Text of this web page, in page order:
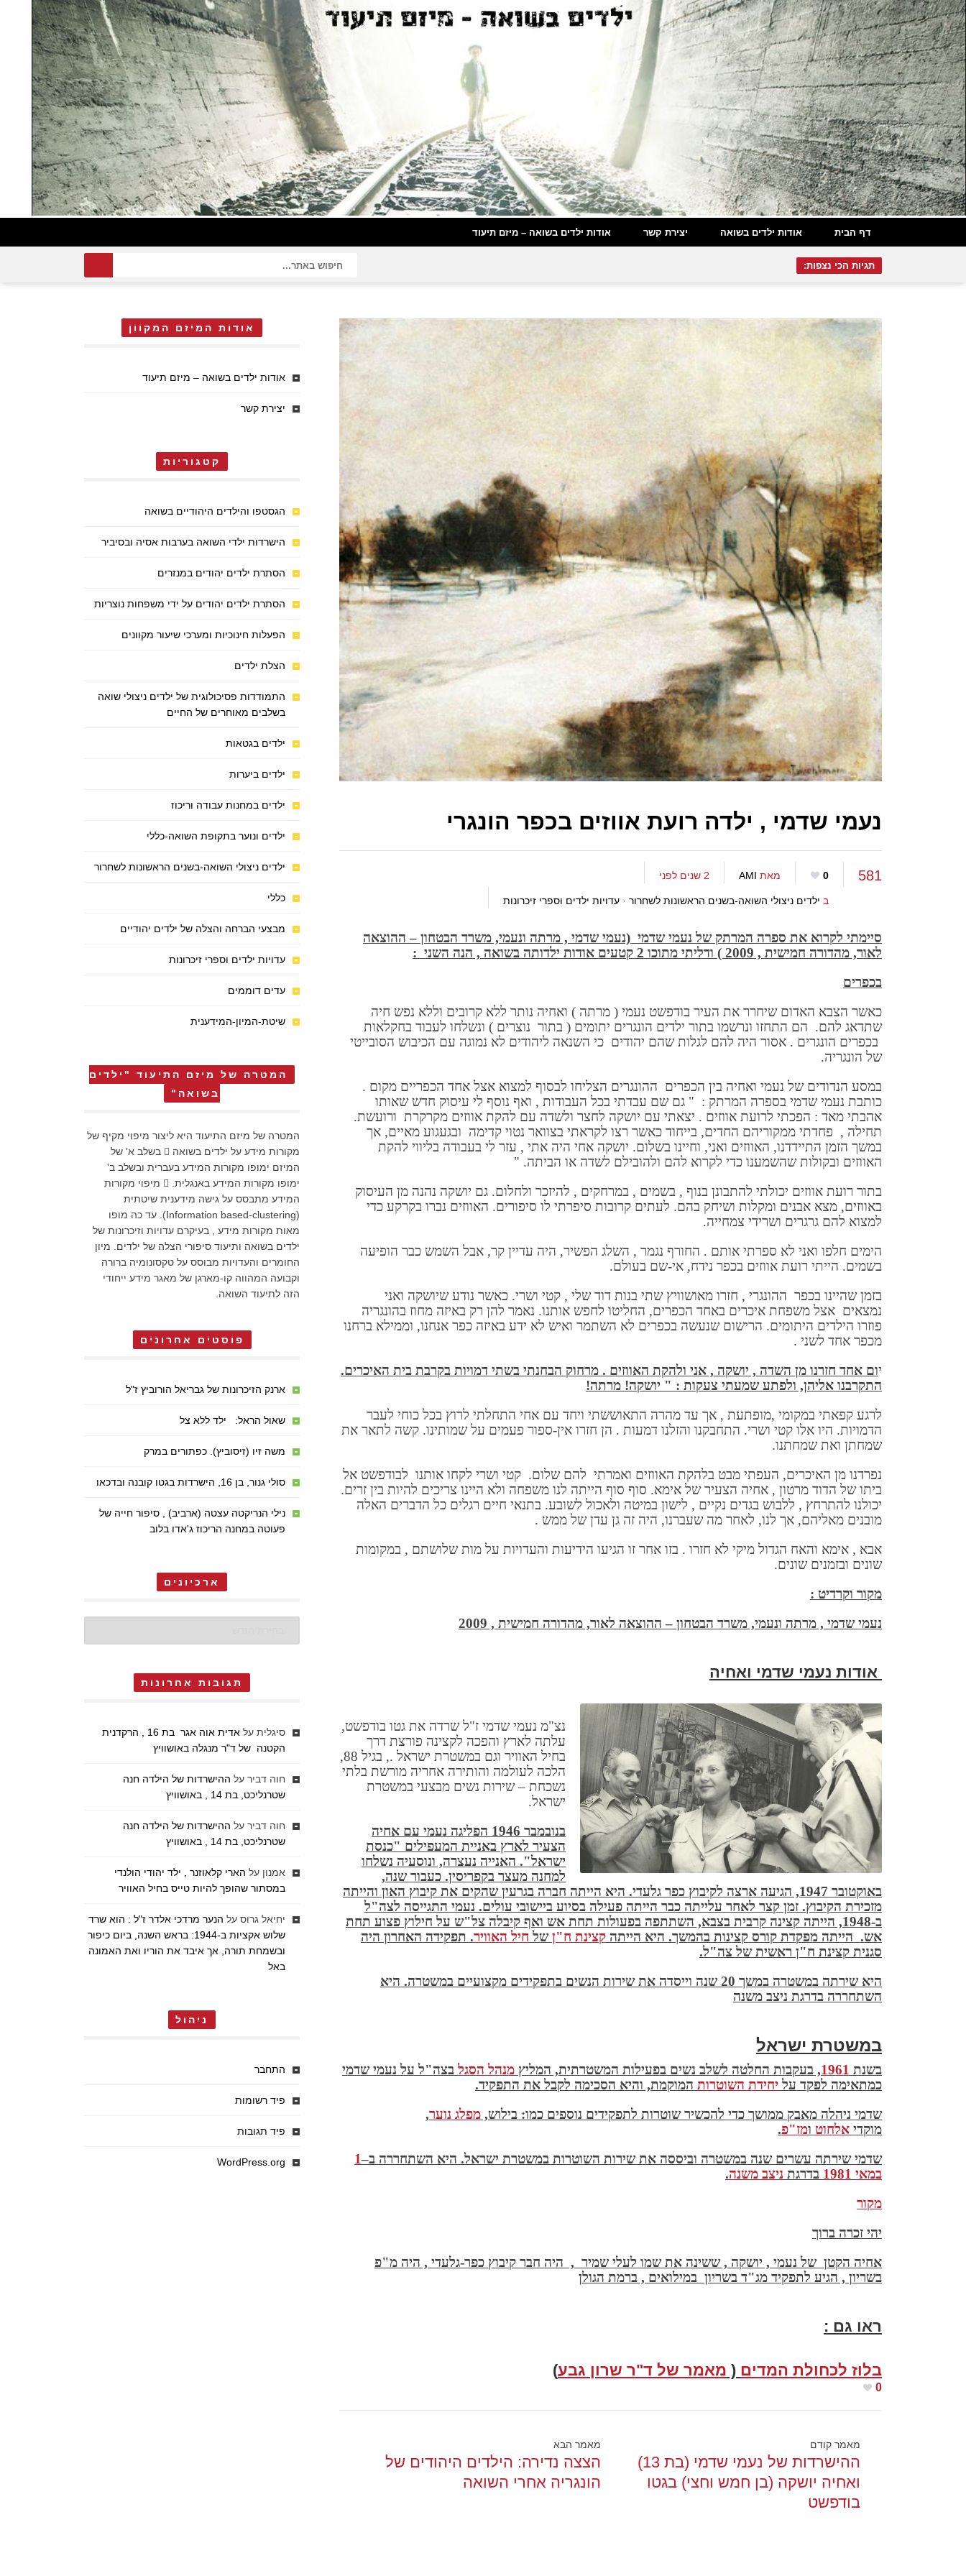
דף הבית אודות ילדים בשואה יצירת קשר אודות ילדים בשואה – מיזם תיעוד
תגיות הכי נצפות:
נעמי שדמי , ילדה רועת אווזים בכפר הונגרי
581
0 מאת AMI 2 שנים לפני
ב ילדים ניצולי השואה-בשנים הראשונות לשחרור · עדויות ילדים וספרי זיכרונות
סיימתי לקרוא את ספרה המרתק של נעמי שדמי (נעמי שדמי , מרתה ונעמי, משרד הבטחון – ההוצאה
לאור, מהדורה חמישית , 2009 ) ודליתי מתוכו 2 קטעים אודות ילדותה בשואה , הנה השני :
בכפרים
כאשר הצבא האדום שיחרר את העיר בודפשט נעמי ( מרתה ) ואחיה נותר ללא קרובים וללא נפש חיה
שתדאג להם. הם התחזו ונרשמו בתור ילדים הונגרים יתומים ( בתור נוצרים ) ונשלחו לעבוד בחקלאות
בכפרים הונגרים . אסור היה להם לגלות שהם יהודים כי השנאה ליהודים לא נמוגה עם הכיבוש הסובייטי
של הונגריה.
במסע הנדודים של נעמי ואחיה בין הכפרים ההונגרים הצליחו לבסוף למצוא אצל אחד הכפריים מקום .
כותבת נעמי שדמי בספרה המרתק : " גם שם עבדתי בכל העבודות , ואף נוסף לי עיסוק חדש שאותו
אהבתי מאד : הפכתי לרועת אווזים . יצאתי עם יושקה לחצר ולשדה עם להקת אווזים מקרקרת ורועשת.
תחילה , פחדתי ממקוריהם החדים, בייחוד כאשר רצו לקראתי בצוואר נטוי קדימה ובגעגוע מאיים, אך
במשך הזמן התיידדנו, האווזים ואני, וחיינו בשלום. יושקה אחי היה אתי , עזר לי בעבודה בליווי להקת
האווזים ובקולות שהשמענו כדי לקרוא להם ולהובילם לשדה או הביתה. "
בתור רועת אווזים יכולתי להתבונן בנוף , בשמים , במרחקים , להיזכר ולחלום. גם יושקה נהנה מן העיסוק
באווזים, מצא אבנים ומקלות ושיחק בהם. לעתים קרובות סיפרתי לו סיפורים. האווזים נברו בקרקע כדי
למצוא להם גרגרים ושרידי צמחייה.
הימים חלפו ואני לא ספרתי אותם . החורף נגמר , השלג הפשיר, היה עדיין קר, אבל השמש כבר הופיעה
בשמים. הייתי רועת אווזים בכפר נידח, אי-שם בעולם.
בזמן שהיינו בכפר ההונגרי , חזרו מאושוויץ שתי בנות דוד שלי , קטי ושרי. כאשר נודע שיושקה ואני
נמצאים אצל משפחת איכרים באחד הכפרים, החליטו לחפש אותנו. נאמר להן רק באיזה מחוז בהונגריה
פוזרו הילדים היתומים. הרישום שנעשה בכפרים לא השתמר ואיש לא ידע באיזה כפר אנחנו, וממילא ברחנו
מכפר אחד לשני .
יום אחד חזרנו מן השדה , יושקה , אני ולהקת האווזים . מרחוק הבחנתי בשתי דמויות בקרבת בית האיכרים.
התקרבנו אליהן, ולפתע שמעתי צעקות : " יושקה! מרתה!
לרגע קפאתי במקומי ,מופתעת , אך עד מהרה התאוששתי ויחד עם אחי התחלתי לרוץ בכל כוחי לעבר
הדמויות. היו אלו קטי ושרי. התחבקנו והזלנו דמעות . הן חזרו אין-ספור פעמים על שמותינו. קשה לתאר את
שמחתן ואת שמחתנו.
נפרדנו מן האיכרים, העפתי מבט בלהקת האווזים ואמרתי להם שלום. קטי ושרי לקחו אותנו לבודפשט אל
ביתו של הדוד מרטון , אחיה הצעיר של אימא. סוף סוף הייתה לנו משפחה ולא היינו צריכים להיות בין זרים.
יכולנו להתרחץ , ללבוש בגדים נקיים , לישון במיטה ולאכול לשובע. בתנאי חיים רגלים כל הדברים האלה
מובנים מאליהם, אך לנו, לאחר מה שעברנו, היה זה גן עדן של ממש .
אבא , אימא והאח הגדול מיקי לא חזרו . בזו אחר זו הגיעו הידיעות והעדויות על מות שלושתם , במקומות
שונים ובזמנים שונים.
מקור וקרדיט :
נעמי שדמי , מרתה ונעמי, משרד הבטחון – ההוצאה לאור, מהדורה חמישית , 2009
אודות נעמי שדמי ואחיה
נצ"מ נעמי שדמי ז"ל שרדה את גטו בודפשט,
עלתה לארץ והפכה לקצינה פורצת דרך
בחיל האוויר וגם במשטרת ישראל ., בגיל 88,
הלכה לעולמה והותירה אחריה מורשת בלתי
נשכחת – שירות נשים מבצעי במשטרת
ישראל.
בנובמבר 1946 הפליגה נעמי עם אחיה
הצעיר לארץ באניית המעפילים "כנסת
ישראל". האנייה נעצרה, ונוסעיה נשלחו
למחנה מעצר בקפריסין. כעבור שנה,
באוקטובר 1947, הגיעה ארצה לקיבוץ כפר גלעדי. היא הייתה חברה בגרעין שהקים את קיבוץ האון והייתה
מזכירת הקיבוץ. זמן קצר לאחר עלייתה כבר הייתה פעילה בסיוע ביישובי עולים. נעמי התגייסה לצה"ל
ב-1948, הייתה קצינה קרבית בצבא, השתתפה בפעולות תחת אש ואף קיבלה צל"ש על חילוץ פצוע תחת
אש. הייתה מפקדת קורס קצינות בהמשך. היא הייתה קצינת ח"ן של חיל האוויר. תפקידה האחרון היה
סגנית קצינת ח"ן ראשית של צה"ל.
היא שירתה במשטרה במשך 20 שנה וייסדה את שירות הנשים בתפקידים מקצועיים במשטרה. היא
השתחררה בדרגת ניצב משנה
במשטרת ישראל
בשנת 1961
, בעקבות החלטה לשלב נשים בפעילות המשטרתית, המליץ מנהל הסגל בצה"ל על נעמי שדמי
כמתאימה לפקד על יחידת השוטרות המוקמת, והיא הסכימה לקבל את התפקיד.
שדמי ניהלה מאבק ממושך כדי להכשיר שוטרות לתפקידים נוספים כמו: בילוש, מפלג נוער,
מוקדי אלחוט ומז"פ.
שדמי שירתה עשרים שנה במשטרה וביססה את שירות השוטרות במשטרת ישראל. היא השתחררה ב–
1
במאי 1981 בדרגת ניצב משנה.
מקור
יהי זכרה ברוך
אחיה הקטן של נעמי , יושקה , ששינה את שמו לעלי שמיר , היה חבר קיבוץ כפר-גלעדי , היה מ"פ
בשריון , הגיע לתפקיד מג"ד בשריון במילואים , ברמת הגולן
ראו גם :
בלוז לכחולת המדים ( מאמר של ד"ר שרון גבע)
0
מאמר קודם
ההישרדות של נעמי שדמי (בת 13)
ואחיה יושקה (בן חמש וחצי) בגטו
בודפשט
מאמר הבא
הצצה נדירה: הילדים היהודים של
הונגריה אחרי השואה
אודות המיזם המקוון
אודות ילדים בשואה – מיזם תיעוד
יצירת קשר
קטגוריות
הגסטפו והילדים היהודיים בשואה
הישרדות ילדי השואה בערבות אסיה ובסיביר
הסתרת ילדים יהודים במנזרים
הסתרת ילדים יהודים על ידי משפחות נוצריות
הפעלות חינוכיות ומערכי שיעור מקוונים
הצלת ילדים
התמודדות פסיכולוגית של ילדים ניצולי שואה
בשלבים מאוחרים של החיים
ילדים בגטאות
ילדים ביערות
ילדים במחנות עבודה וריכוז
ילדים ונוער בתקופת השואה-כללי
ילדים ניצולי השואה-בשנים הראשונות לשחרור
כללי
מבצעי הברחה והצלה של ילדים יהודיים
עדויות ילדים וספרי זיכרונות
עדים דוממים
שיטת-המיון-המידענית
המטרה של מיזם התיעוד "ילדים
בשואה"
המטרה של מיזם התיעוד היא ליצור מיפוי מקיף של
מקורות מידע על ילדים בשואה  בשלב א' של
המיזם ימופו מקורות המידע בעברית ובשלב ב'
ימופו מקורות המידע באנגלית.  מיפוי מקורות
המידע מתבסס על גישה מידענית שיטתית
(Information based-clustering). עד כה מופו
מאות מקורות מידע , בעיקרם עדויות וזיכרונות של
ילדים בשואה ותיעוד סיפורי הצלה של ילדים. מיון
החומרים והעדויות מבוסס על טקסונומיה ברורה
וקבועה המהווה קו-מארגן של מאגר מידע ייחודי
הזה לתיעוד השואה.
פוסטים אחרונים
ארנק הזיכרונות של גבריאל הורוביץ ז"ל
שאול הראל: ילד ללא צל
משה זיו (זיסוביץ). כפתורים במרק
סולי גנור, בן 16, הישרדות בגטו קובנה ובדכאו
נילי הנריקטה עצטה (ארביב) , סיפור חייה של
פעוטה במחנה הריכוז ג'אדו בלוב
ארכיונים
תגובות אחרונות
סיגלית על
אדית אוה אגר בת 16 , הרקדנית
הקטנה של ד"ר מנגלה באושוויץ
חוה דביר על ההישרדות של הילדה חנה
שטרנליכט, בת 14 , באושוויץ
חוה דביר על ההישרדות של הילדה חנה
שטרנליכט, בת 14 , באושוויץ
אמנון על הארי קלאוזנר , ילד יהודי הולנדי
במסתור שהופך להיות טייס בחיל האוויר
יחיאל גרוס על הנער מרדכי אלדר ז"ל : הוא שרד
שלוש אקציות ב-1944: בראש השנה, ביום כיפור
ובשמחת תורה, אך איבד את הוריו ואת האמונה
באל
ניהול
התחבר
פיד רשומות
פיד תגובות
WordPress.org